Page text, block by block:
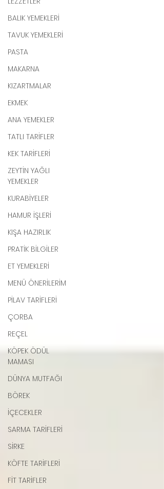
BALIK YEMEKLERİ
TAVUK YEMEKLERİ
PASTA
MAKARNA
KIZARTMALAR
EKMEK
ANA YEMEKLER
TATLI TARİFLER
KEK TARİFLERİ
ZEYTİN YAĞLI
YEMEKLER
KURABİYELER
HAMUR İŞLERİ
KIŞA HAZIRLIK
PRATİK BİLGİLER
ET YEMEKLERİ
MENÜ ÖNERİLERİM
PİLAV TARİFLERİ
ÇORBA
REÇEL
KÖPEK ÖDÜL
MAMASI
DÜNYA MUTFAĞI
BÖREK
İÇECEKLER
SARMA TARİFLERİ
SİRKE
KÖFTE TARİFLERİ
FİT TARİFLER